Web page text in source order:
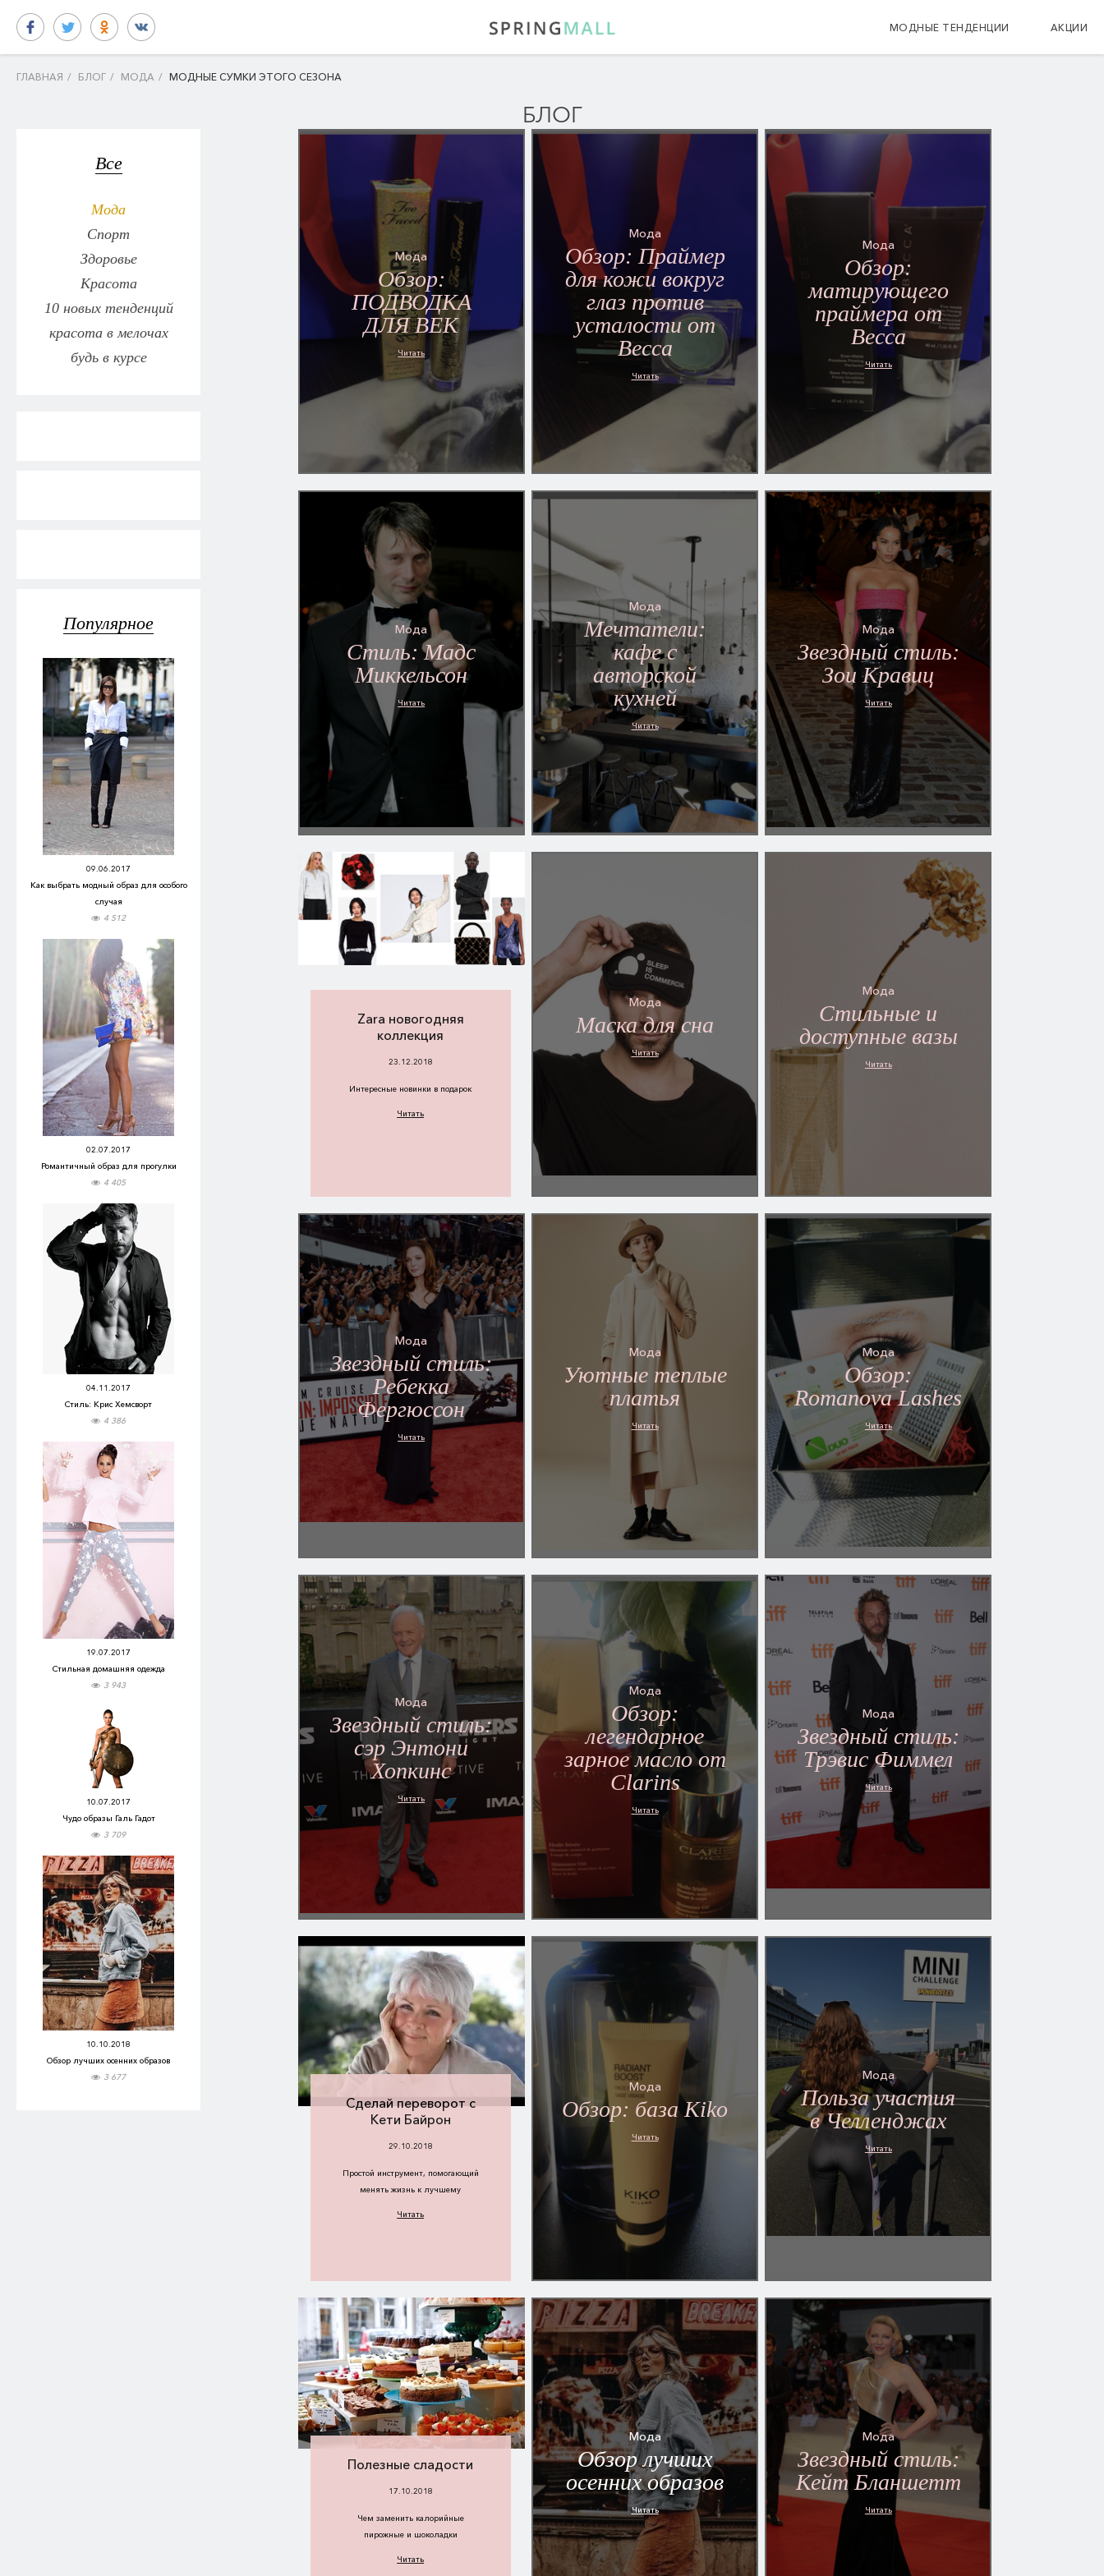
МОДНЫЕ ТЕНДЕНЦИИ АКЦИИ
ГЛАВНАЯ / БЛОГ / МОДА / МОДНЫЕ СУМКИ ЭТОГО СЕЗОНА
БЛОГ
Все
Мода
Спорт
Здоровье
Красота
10 новых тенденций
красота в мелочах
будь в курсе
Популярное
09.06.2017
Как выбрать модный образ для особого
случая
4 512
02.07.2017
Романтичный образ для прогулки
4 405
04.11.2017
Стиль: Крис Хемсворт
4 386
19.07.2017
Стильная домашняя одежда
3 943
10.07.2017
Чудо образы Галь Гадот
3 709
10.10.2018
Обзор лучших осенних образов
3 677
Мода
Обзор:
ПОДВОДКА
ДЛЯ ВЕК
Читать
Мода
Обзор: Праймер
для кожи вокруг
глаз против
усталости от
Becca
Читать
Мода
Обзор:
матирующего
праймера от
Becca
Читать
Мода
Cтиль: Мадс
Миккельсон
Читать
Мода
Мечтатели:
кафе с
авторской
кухней
Читать
Мода
Звездный стиль:
Зои Кравиц
Читать
Zara новогодняя
коллекция
23.12.2018
Интересные новинки в подарок
Читать
Мода
Маска для сна
Читать
Мода
Стильные и
доступные вазы
Читать
Мода
Звездный стиль:
Ребекка
Фергюссон
Читать
Мода
Уютные теплые
платья
Читать
Мода
Обзор:
Romanova Lashes
Читать
Мода
Звездный стиль:
сэр Энтони
Хопкинс
Читать
Мода
Обзор:
легендарное
зарное масло от
Clarins
Читать
Мода
Звездный стиль:
Трэвис Фиммел
Читать
Сделай переворот с
Кети Байрон
29.10.2018
Простой инструмент, помогающий
менять жизнь к лучшему
Читать
Мода
Обзор: база Kiko
Читать
Мода
Польза участия
в Челленджах
Читать
Полезные сладости
17.10.2018
Чем заменить калорийные
пирожные и шоколадки
Читать
Мода
Обзор лучших
осенних образов
Читать
Мода
Звездный стиль:
Кейт Бланшетт
Читать